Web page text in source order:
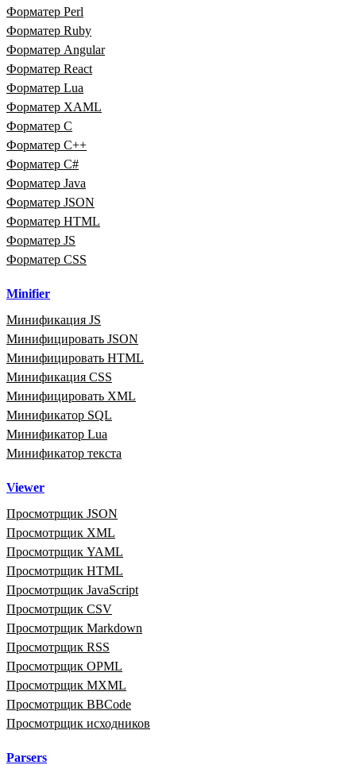
Форматер Perl
Форматер Ruby
Форматер Angular
Форматер React
Форматер Lua
Форматер XAML
Форматер C
Форматер C++
Форматер C#
Форматер Java
Форматер JSON
Форматер HTML
Форматер JS
Форматер CSS
Minifier
Минификация JS
Минифицировать JSON
Минифицировать HTML
Минификация CSS
Минифицировать XML
Минификатор SQL
Минификатор Lua
Минификатор текста
Viewer
Просмотрщик JSON
Просмотрщик XML
Просмотрщик YAML
Просмотрщик HTML
Просмотрщик JavaScript
Просмотрщик CSV
Просмотрщик Markdown
Просмотрщик RSS
Просмотрщик OPML
Просмотрщик MXML
Просмотрщик BBCode
Просмотрщик исходников
Parsers